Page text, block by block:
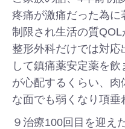
疼痛が激痛だった為
制限され生活の質QOL
整形外科だけでは対
して鎮痛薬安定薬を
が心配するくらい、
な面でも弱くなり項垂
９治療100回目を迎え